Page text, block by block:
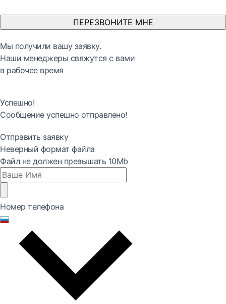
ПЕРЕЗВОНИТЕ МНЕ
Мы получили вашу заявку.
Наши менеджеры свяжутся с вами
в рабочее время
Успешно!
Сообщение успешно отправлено!
Отправить заявку
Неверный формат файла
Файл не должен превышать 10Mb
Номер телефона